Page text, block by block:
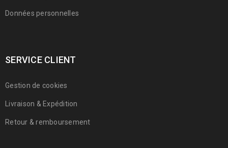
Données personnelles
SERVICE CLIENT
Gestion de cookies
Livraison & Expédition
Retour & remboursement